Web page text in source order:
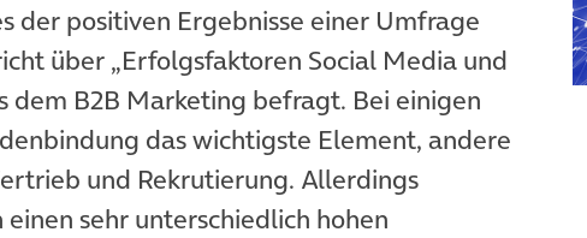
der positiven Ergebnisse einer Umfrage
Tab)
über „Erfolgsfaktoren Social Media und
dem B2B Marketing befragt. Bei einigen
das wichtigste Element, andere
und Rekrutierung. Allerdings
sehr unterschiedlich hohen